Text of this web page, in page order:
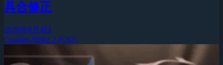
具合修正
2026年8月4日
Counter-Strike 2 (CS2)